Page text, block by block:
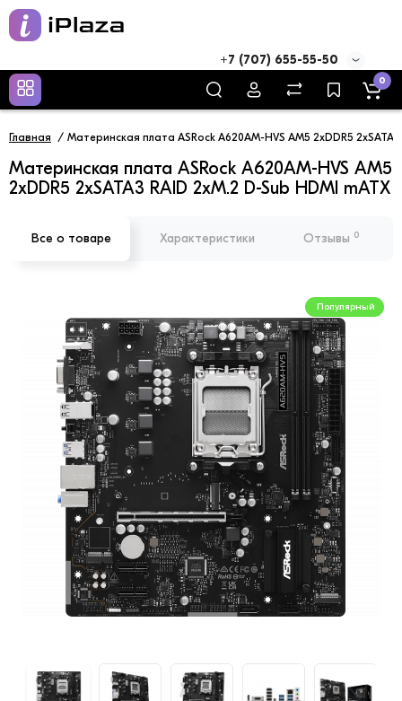
+7 (707) 655-55-50
0
Главная Материнская плата ASRock A620AM-HVS AM5 2xDDR5
Материнская плата ASRock A620AM-HVS AM5
2xDDR5 2xSATA3 RAID 2xM.2 D-Sub HDMI mATX
Все о товаре Характеристики Отзывы 0
Популярный